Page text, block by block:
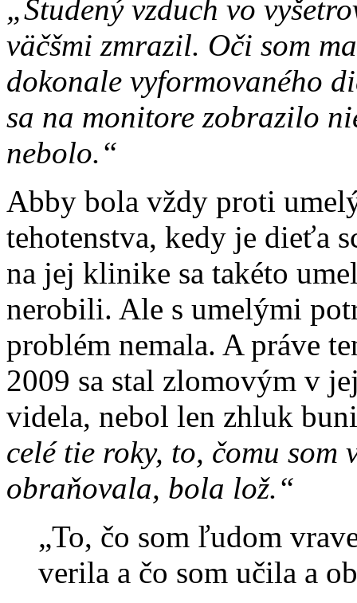
„Studený vzduch vo
väčšmi zmrazil. Oči som
dokonale vyformovaného
sa na monitore zobrazilo
nebolo.“
Abby bola vždy proti
tehotenstva, kedy je dieťa
na jej klinike sa takéto
nerobili. Ale s umelými
problém nemala. A práve
2009 sa stal zlomovým v
videla, nebol len zhluk
celé tie roky, to, čomu
obraňovala, bola lož.“
„To, čo som ľudom
verila a čo som učila a